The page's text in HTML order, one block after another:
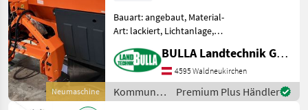
Neumaschine
Bauart: angebaut, Material-
Art: lackiert, Lichtanlage,
Streubegrenzung AMAZONE
ICE TIGER + Behälterinhalt
1600 Liter + Easy Set 2
Bedienungscomputer + Ar
BULLA Landtechnik GmbH
4595 Waldneukirchen
Kommunalgeräte
/ Amazone
Premium Plus Händler